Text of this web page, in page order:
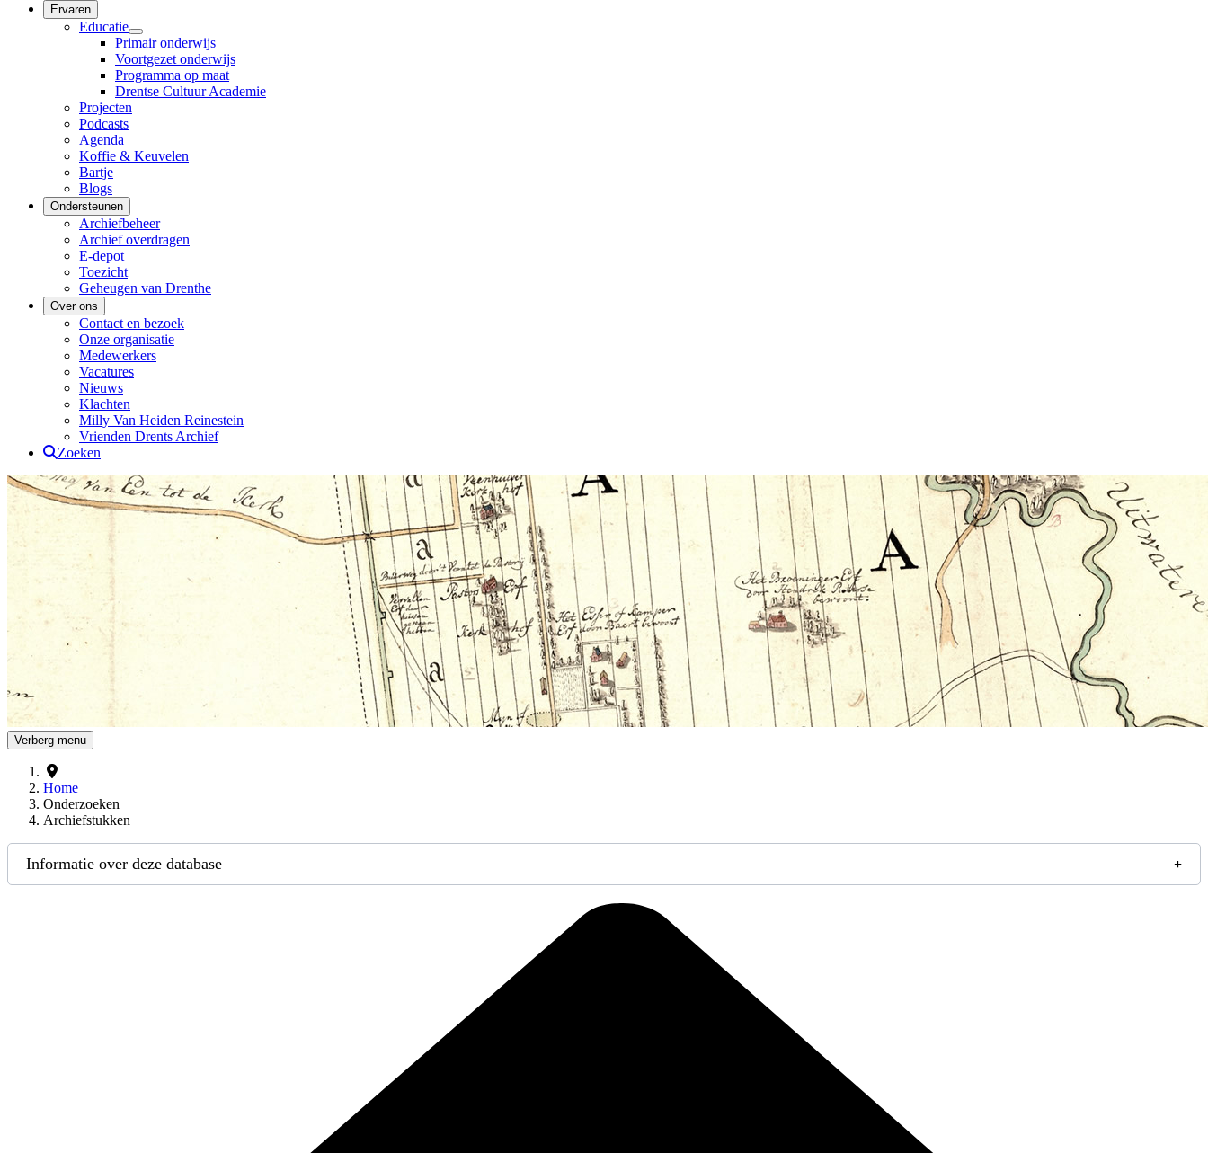
Ervaren
Educatie
Primair onderwijs
Voortgezet onderwijs
Programma op maat
Drentse Cultuur Academie
Projecten
Podcasts
Agenda
Koffie & Keuvelen
Bartje
Blogs
Ondersteunen
Archiefbeheer
Archief overdragen
E-depot
Toezicht
Geheugen van Drenthe
Over ons
Contact en bezoek
Onze organisatie
Medewerkers
Vacatures
Nieuws
Klachten
Milly Van Heiden Reinestein
Vrienden Drents Archief
Zoeken
Drents Archief
Verberg menu
Home
Onderzoeken
Archiefstukken
Informatie over deze database